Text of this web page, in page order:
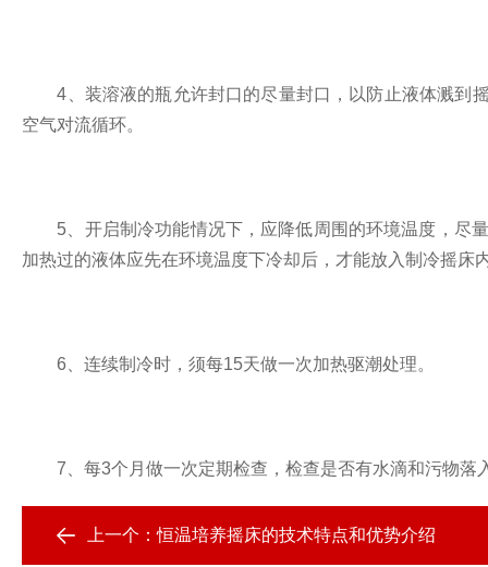
4、装溶液的瓶允许封口的尽量封口，以防止液体溅到摇
空气对流循环。
5、开启制冷功能情况下，应降低周围的环境温度，尽量
加热过的液体应先在环境温度下冷却后，才能放入制冷摇
6、连续制冷时，须每15天做一次加热驱潮处理。
7、每3个月做一次定期检查，检查是否有水滴和污物落
上一个：恒温培养摇床的技术特点和优势介绍